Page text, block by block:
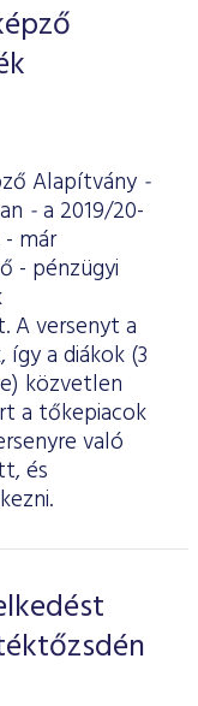
Alapítvány -
-a 2019/20-
már
- pénzügyi
A versenyt a
így a diákok (3
közvetlen
a tőkepiacok
való
és